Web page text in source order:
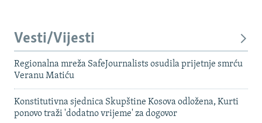
Vesti/Vijesti
Regionalna mreža SafeJournalists osudila prijetnje smrću
Veranu Matiću
Konstitutivna sjednica Skupštine Kosova odložena, Kurti
ponovo traži 'dodatno vrijeme' za dogovor